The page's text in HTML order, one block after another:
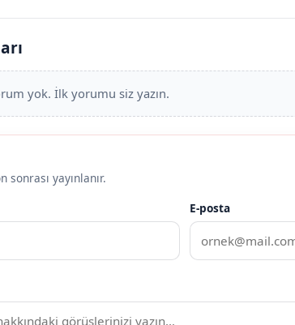
yok. İlk yorumu siz yazın.
sonrası yayınlanır.
E-posta